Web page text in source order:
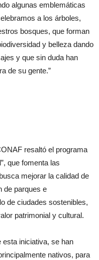
algunas emblemáticas
a los árboles,
bosques, que forman
y belleza dando
y que sin duda han
de su gente.”
resaltó el programa
que fomenta las
mejorar la calidad de
de parques e
de ciudades sostenibles,
patrimonial y cultural.
esta iniciativa, se han
nativos, para